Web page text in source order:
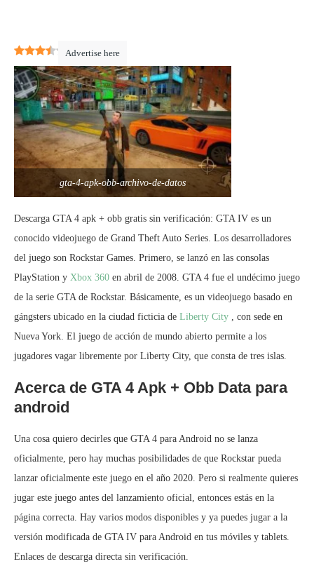
Advertise here
3.7 (3)
gta-4-apk-obb-archivo-de-datos
Descarga GTA 4 apk + obb gratis sin verificación: GTA IV es un
conocido videojuego de Grand Theft Auto Series. Los desarrolladores
del juego son Rockstar Games. Primero, se lanzó en las consolas
PlayStation y Xbox 360 en abril de 2008. GTA 4 fue el undécimo juego
de la serie GTA de Rockstar. Básicamente, es un videojuego basado en
gángsters ubicado en la ciudad ficticia de Liberty City , con sede en
Nueva York. El juego de acción de mundo abierto permite a los
jugadores vagar libremente por Liberty City, que consta de tres islas.
Acerca de GTA 4 Apk + Obb Data para
android
Una cosa quiero decirles que GTA 4 para Android no se lanza
oficialmente, pero hay muchas posibilidades de que Rockstar pueda
lanzar oficialmente este juego en el año 2020. Pero si realmente quieres
jugar este juego antes del lanzamiento oficial, entonces estás en la
página correcta. Hay varios modos disponibles y ya puedes jugar a la
versión modificada de GTA IV para Android en tus móviles y tablets.
Enlaces de descarga directa sin verificación.